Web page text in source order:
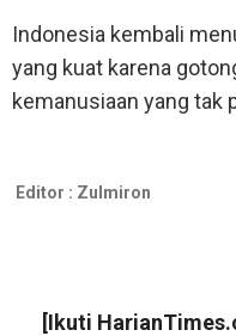
Indonesia kembali
yang kuat karena
kemanusiaan yang tak
Editor : Zulmiron
[Ikuti